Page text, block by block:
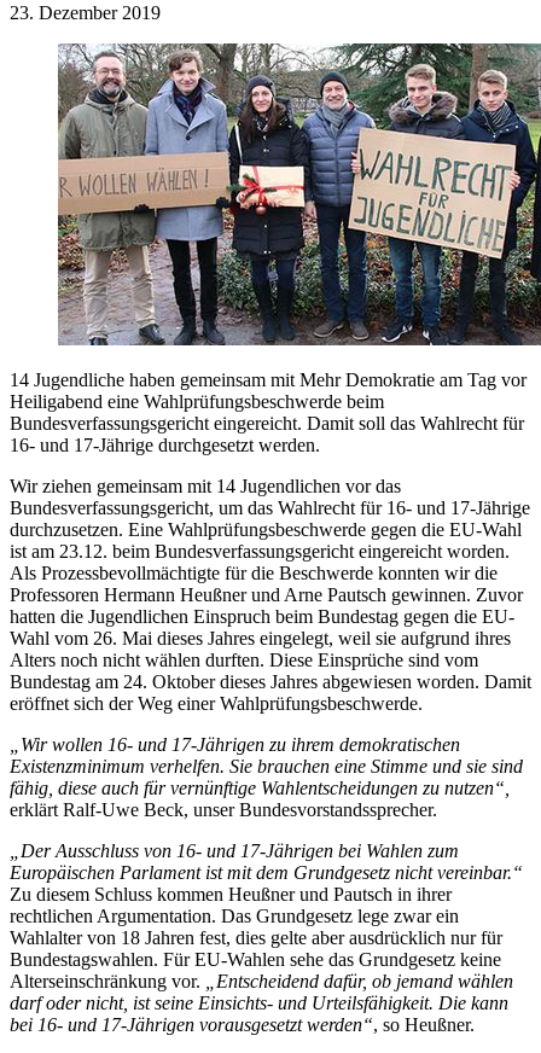
23. Dezember 2019
14 Jugendliche haben gemeinsam mit Mehr Demokratie am Tag vor
Heiligabend eine Wahlprüfungsbeschwerde beim
Bundesverfassungsgericht eingereicht. Damit soll das Wahlrecht für
16- und 17-Jährige durchgesetzt werden.
Wir ziehen gemeinsam mit 14 Jugendlichen vor das
Bundesverfassungsgericht, um das Wahlrecht für 16- und 17-Jährige
durchzusetzen. Eine Wahlprüfungsbeschwerde gegen die EU-Wahl
ist am 23.12. beim Bundesverfassungsgericht eingereicht worden.
Als Prozessbevollmächtigte für die Beschwerde konnten wir die
Professoren Hermann Heußner und Arne Pautsch gewinnen. Zuvor
hatten die Jugendlichen Einspruch beim Bundestag gegen die EU-
Wahl vom 26. Mai dieses Jahres eingelegt, weil sie aufgrund ihres
Alters noch nicht wählen durften. Diese Einsprüche sind vom
Bundestag am 24. Oktober dieses Jahres abgewiesen worden. Damit
eröffnet sich der Weg einer Wahlprüfungsbeschwerde.
„Wir wollen 16- und 17-Jährigen zu ihrem demokratischen
Existenzminimum verhelfen. Sie brauchen eine Stimme und sie sind
fähig, diese auch für vernünftige Wahlentscheidungen zu nutzen“,
erklärt Ralf-Uwe Beck, unser Bundesvorstandssprecher.
„Der Ausschluss von 16- und 17-Jährigen bei Wahlen zum
Europäischen Parlament ist mit dem Grundgesetz nicht vereinbar.“
Zu diesem Schluss kommen Heußner und Pautsch in ihrer
rechtlichen Argumentation. Das Grundgesetz lege zwar ein
Wahlalter von 18 Jahren fest, dies gelte aber ausdrücklich nur für
Bundestagswahlen. Für EU-Wahlen sehe das Grundgesetz keine
Alterseinschränkung vor.
„Entscheidend dafür, ob jemand wählen
darf oder nicht, ist seine Einsichts- und Urteilsfähigkeit. Die kann
bei 16- und 17-Jährigen vorausgesetzt werden“, so Heußner.